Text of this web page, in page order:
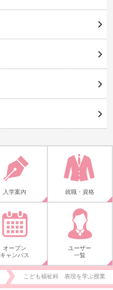
入学案内 就職・資格
オープン
キャンパス
ユーザー
一覧
こども福祉科 表現を学ぶ授業